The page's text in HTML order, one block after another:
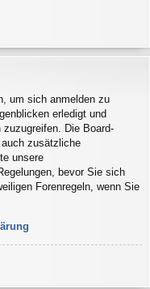
um sich anmelden zu
erledigt und
Die Board-
zusätzliche
unsere
bevor Sie sich
Forenregeln, wenn Sie